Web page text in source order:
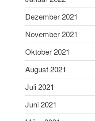
Dezember 2021
November 2021
Oktober 2021
August 2021
Juli 2021
Juni 2021